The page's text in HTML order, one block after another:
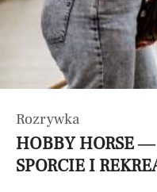
Rozrywka
HOBBY HORSE
SPORCIE I